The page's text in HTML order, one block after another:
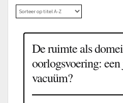
De ruimte als
oorlogsvoering:
vacuüm?